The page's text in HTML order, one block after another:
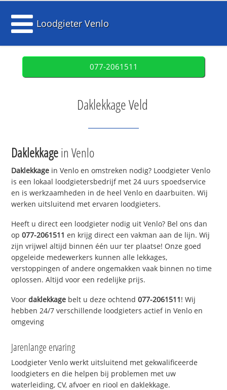
Loodgieter Venlo
077-2061511
Daklekkage Veld
Daklekkagein Venlo
Daklekkage in Venlo en omstreken nodig? Loodgieter Venlo
is een lokaal loodgietersbedrijf met 24 uurs spoedservice
en is werkzaamheden in de heel Venlo en daarbuiten. Wij
werken uitsluitend met ervaren loodgieters.
Heeft u direct een loodgieter nodig uit Venlo? Bel ons dan
op077-2061511 en krijg direct een vakman aan de lijn. Wij
zijn vrijwel altijd binnen één uur ter plaatse! Onze goed
opgeleide medewerkers kunnen alle lekkages,
verstoppingen of andere ongemakken vaak binnen no time
oplossen. Altijd voor een redelijke prijs.
Voordaklekkage belt u deze ochtend077-2061511! Wij
hebben 24/7 verschillende loodgieters actief in Venlo en
omgeving
Jarenlange ervaring
Loodgieter Venlo werkt uitsluitend met gekwalificeerde
loodgieters en die helpen bij problemen met uw
waterleiding, CV, afvoer en riool en daklekkage.